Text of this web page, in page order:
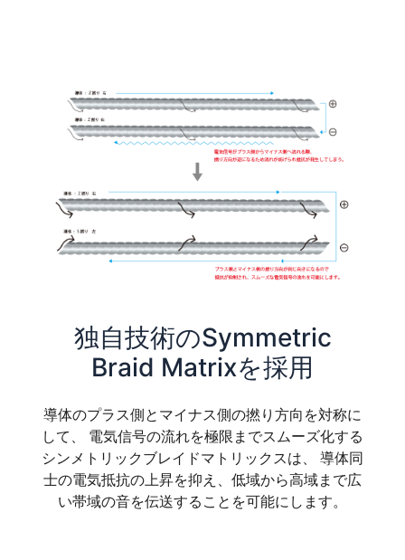
独自技術のSymmetric
Braid Matrixを採用
導体のプラス側とマイナス側の撚り方向を対称に
して、 電気信号の流れを極限までスムーズ化する
シンメトリックブレイドマトリックスは、 導体同
士の電気抵抗の上昇を抑え、低域から高域まで広
い帯域の音を伝送することを可能にします。